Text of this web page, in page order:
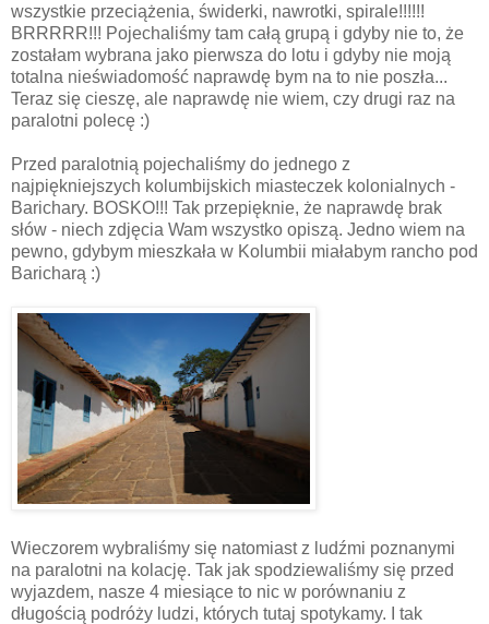
wszystkie przeciążenia, świderki, nawrotki, spirale!!!!!!
BRRRRR!!! Pojechaliśmy tam całą grupą i gdyby nie to, że
zostałam wybrana jako pierwsza do lotu i gdyby nie moją
totalna nieświadomość naprawdę bym na to nie poszła...
Teraz się cieszę, ale naprawdę nie wiem, czy drugi raz na
paralotni polecę :)
Przed paralotnią pojechaliśmy do jednego z
najpiękniejszych kolumbijskich miasteczek kolonialnych -
Barichary. BOSKO!!! Tak przepięknie, że naprawdę brak
słów - niech zdjęcia Wam wszystko opiszą. Jedno wiem na
pewno, gdybym mieszkała w Kolumbii miałabym rancho pod
Baricharą :)
Wieczorem wybraliśmy się natomiast z ludźmi poznanymi
na paralotni na kolację. Tak jak spodziewaliśmy się przed
wyjazdem, nasze 4 miesiące to nic w porównaniu z
długością podróży ludzi, których tutaj spotykamy. I tak